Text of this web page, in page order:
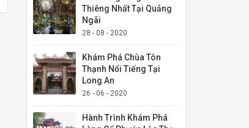
Thiêng Nhất Tại Quảng
Ngãi
28 - 08 - 2020
Khám Phá Chùa Tôn
Thạnh Nổi Tiếng Tại
Long An
26 - 06 - 2020
Hành Trình Khám Phá